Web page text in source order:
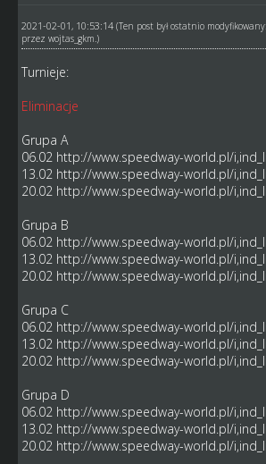
2021-02-01, 10:53:14 (Ten post był ostatnio
przez wojtas_gkm .)
Turnieje:
Eliminacje
Grupa A
06.02 http://www.speedway-world.pl/
13.02 http://www.speedway-world.pl/
20.02 http://www.speedway-world.pl/
Grupa B
06.02 http://www.speedway-world.pl/
13.02 http://www.speedway-world.pl/
20.02 http://www.speedway-world.pl/
Grupa C
06.02 http://www.speedway-world.pl/
13.02 http://www.speedway-world.pl/
20.02 http://www.speedway-world.pl/
Grupa D
06.02 http://www.speedway-world.pl/
13.02 http://www.speedway-world.pl/
20.02 http://www.speedway-world.pl/